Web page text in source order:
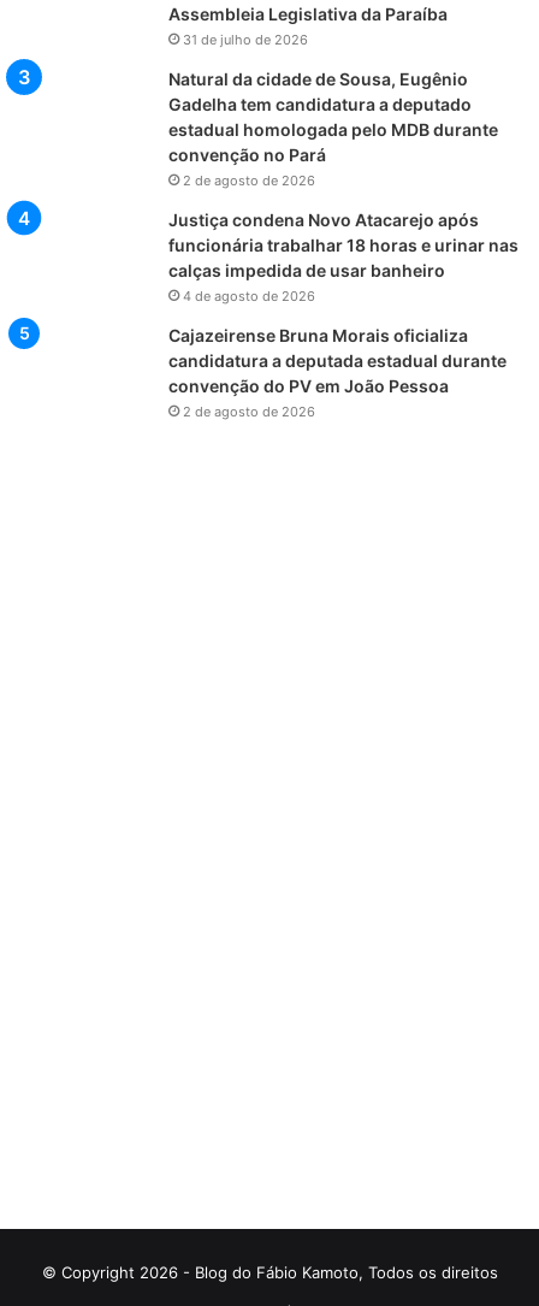
Assembleia Legislativa da Paraíba
31 de julho de 2026
Natural da cidade de Sousa, Eugênio
Gadelha tem candidatura a deputado
estadual homologada pelo MDB durante
convenção no Pará
2 de agosto de 2026
Justiça condena Novo Atacarejo após
funcionária trabalhar 18 horas e urinar nas
calças impedida de usar banheiro
4 de agosto de 2026
Cajazeirense Bruna Morais oficializa
candidatura a deputada estadual durante
convenção do PV em João Pessoa
2 de agosto de 2026
© Copyright 2026 - Blog do Fábio Kamoto, Todos os direitos